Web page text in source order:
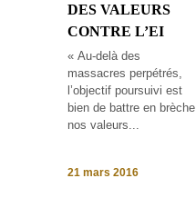
DES VALEURS
CONTRE L’EI
« Au-delà des
massacres perpétrés,
l’objectif poursuivi est
bien de battre en brèche
nos valeurs...
21 mars 2016